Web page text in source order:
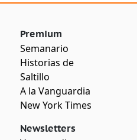
Premium
Semanario
Historias de
Saltillo
A la Vanguardia
New York Times
Newsletters